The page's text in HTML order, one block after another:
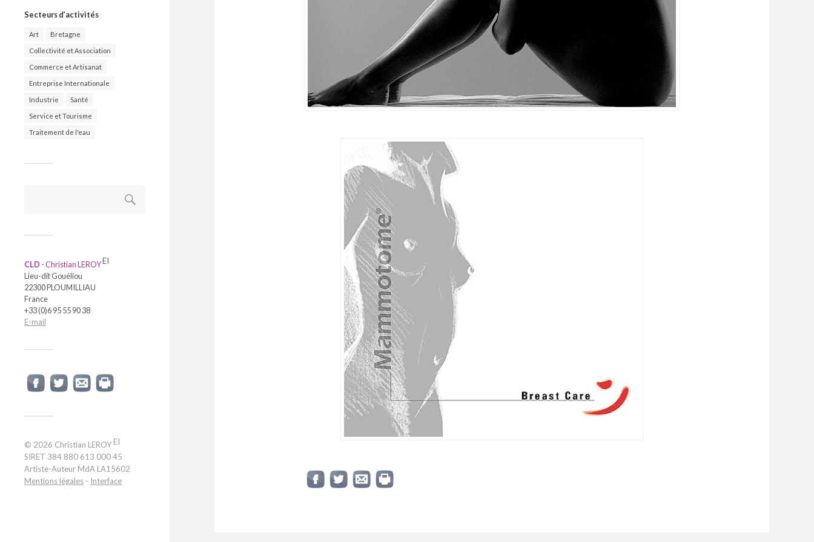
Secteurs d’activités
Art Bretagne
Collectivité et Association
Commerce et Artisanat
Entreprise Internationale
Industrie Santé
Service et Tourisme
Traitement de l'eau
CLD - Christian LEROYEI
Lieu-dit Gouéliou
22300 PLOUMILLIAU
France
+33 (0)6 95 55 90 38
E-mail
© 2026 Christian LEROY EI
SIRET 384 880 613 000 45
Artiste-Auteur MdA LA15602
Mentions légales - Interface